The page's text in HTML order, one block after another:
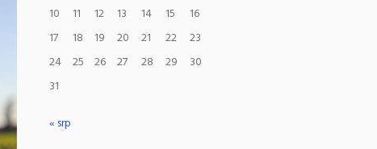
10
11 12 13 14 15
16
17
18 19 20 21 22
23
24
25 26 27 28 29
30
31
« srp